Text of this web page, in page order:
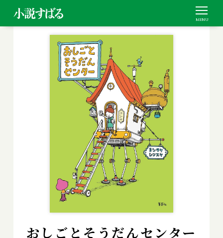
おしごとそうだんセンター